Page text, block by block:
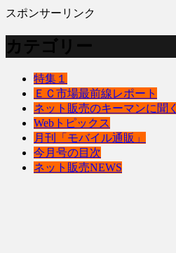
スポンサーリンク
カテゴリー
特集１
ＥＣ市場最前線レポート
ネット販売のキーマンに聞く
Webトピックス
月刊「モバイル通販」
今月号の目次
ネット販売NEWS